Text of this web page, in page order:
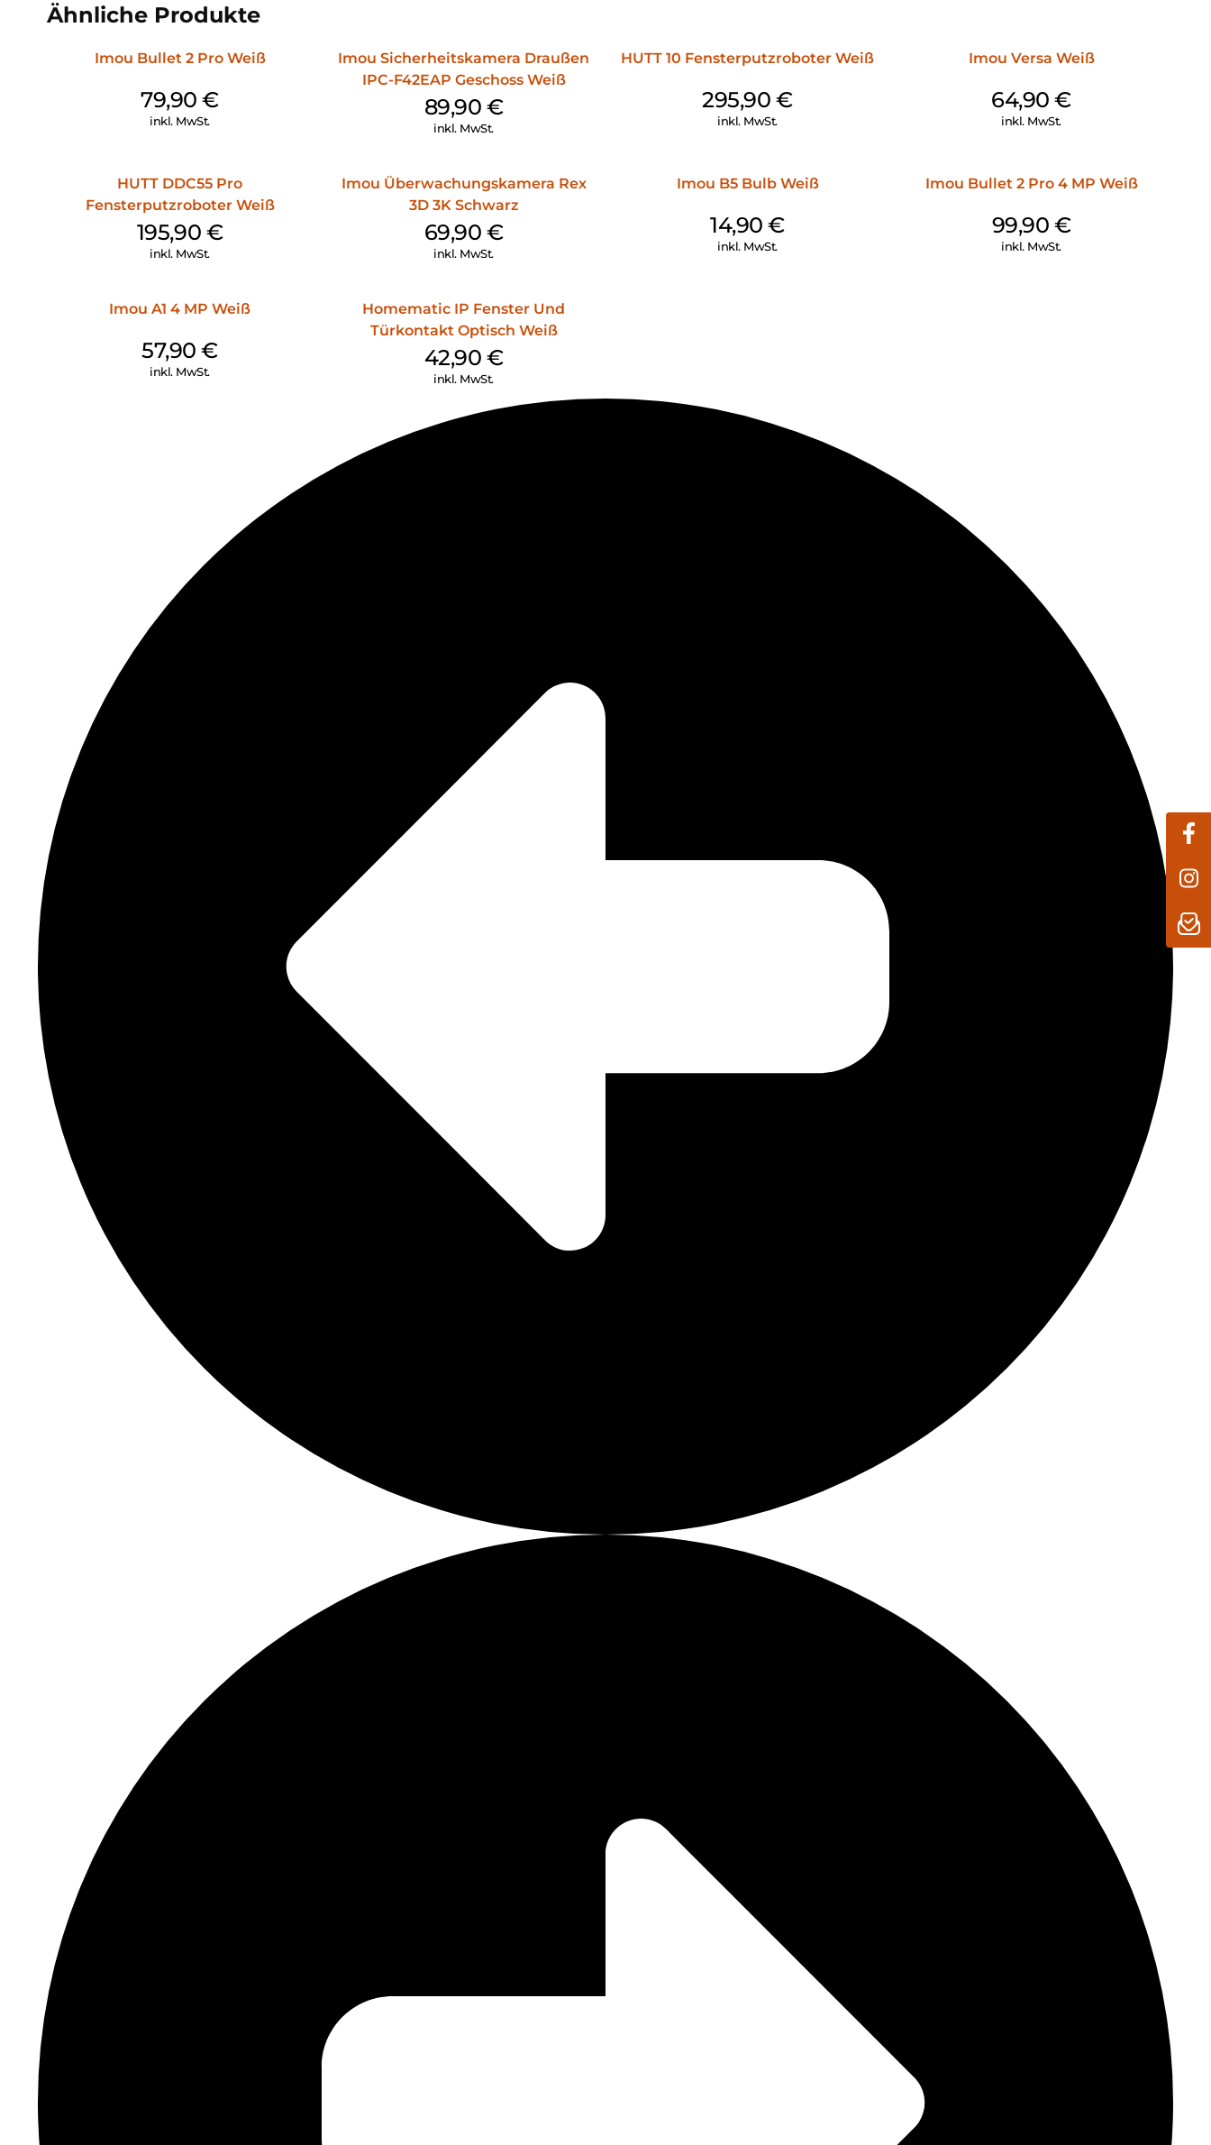
Ähnliche Produkte
Imou Bullet 2 Pro Weiß
79,90€
inkl. MwSt.
Imou Sicherheitskamera Draußen
IPC-F42EAP Geschoss Weiß
89,90 €
inkl. MwSt.
HUTT 10 Fensterputzroboter Weiß
295,90€
inkl. MwSt.
Imou Versa Weiß
64,90€
inkl. MwSt.
HUTT DDC55 Pro
Fensterputzroboter Weiß
195,90 €
inkl. MwSt.
Imou Überwachungskamera Rex
3D 3K Schwarz
69,90 €
inkl. MwSt.
Imou B5 Bulb Weiß
14,90€
inkl. MwSt.
Imou Bullet 2 Pro 4 MP Weiß
99,90 €
inkl. MwSt.
Imou A1 4 MP Weiß
57,90€
inkl. MwSt.
Homematic IP Fenster Und
Türkontakt Optisch Weiß
42,90 €
inkl. MwSt.